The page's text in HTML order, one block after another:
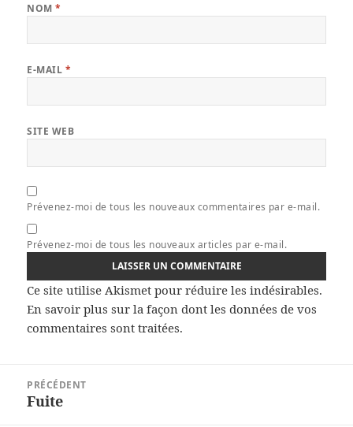
NOM*
E-MAIL *
SITE WEB
Prévenez-moi de tous les nouveaux commentaires par e-mail.
Prévenez-moi de tous les nouveaux articles par e-mail.
Ce site utilise Akismet pour réduire les indésirables.
En savoir plus sur la façon dont les données de vos
commentaires sont traitées.
l’article
PRÉCÉDENT
Article
Fuite